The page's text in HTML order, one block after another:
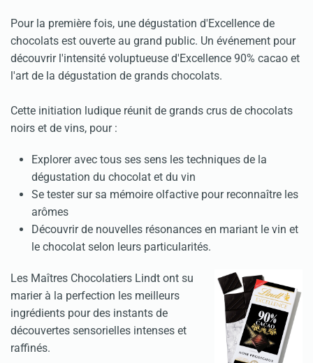
Pour la première fois, une dégustation d'Excellence de
chocolats est ouverte au grand public. Un événement pour
découvrir l'intensité voluptueuse d'Excellence 90% cacao et
l'art de la dégustation de grands chocolats.
Cette initiation ludique réunit de grands crus de chocolats
noirs et de vins, pour :
Explorer avec tous ses sens les techniques de la
dégustation du chocolat et du vin
Se tester sur sa mémoire olfactive pour reconnaître les
arômes
Découvrir de nouvelles résonances en mariant le vin et
le chocolat selon leurs particularités.
Les Maîtres Chocolatiers Lindt ont su
marier à la perfection les meilleurs
ingrédients pour des instants de
découvertes sensorielles intenses et
raffinés.